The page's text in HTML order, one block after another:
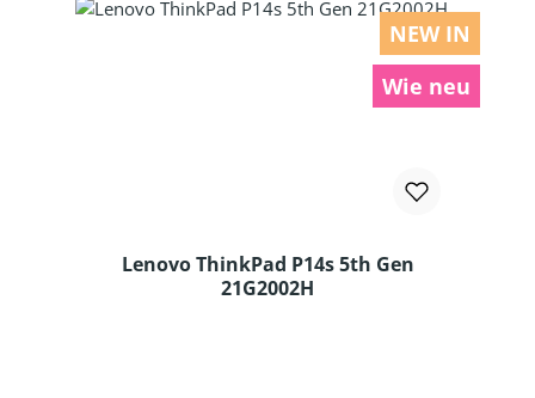
NEW IN
Wie neu
Lenovo ThinkPad P14s 5th Gen
21G2002H